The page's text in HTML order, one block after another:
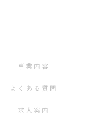
事業内容
よくある質問
求人案内